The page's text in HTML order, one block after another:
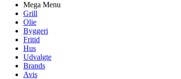
Mega Menu
Grill
Olie
Byggeri
Fritid
Hus
Udvalgte
Brands
Avis